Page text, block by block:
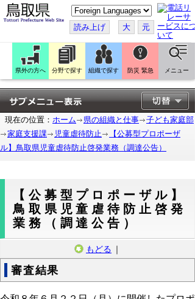
こ
の
ペ
ー
ジ
翻
訳
す
る
読み上げ 大 元
県外の方へ 分野で探す 組織で探す 防災 緊急 メニュー
現在の位置： ホーム 県の組織と仕事
子ども家庭部
家庭支援課
児童虐待防止
【公募型プロポーザ
ル】鳥取県児童虐待防止啓発業務（調達公告）
【公募型プロポーザル】
鳥取県児童虐待防止啓発
業務（調達公告）
もどる ｜
審査結果